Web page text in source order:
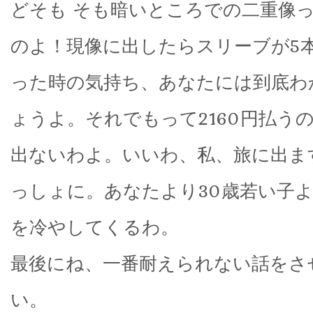
どそも そも暗いところでの二重像
のよ！現像に出したらスリーブが5
った時の気持ち、あなたには到底
ょうよ。それでもって2160円払う
出ないわよ。いいわ、私、旅に出
っしょに。あなたより30歳若い子
を冷やしてくるわ。
最後にね、一番耐えられない話を
い。